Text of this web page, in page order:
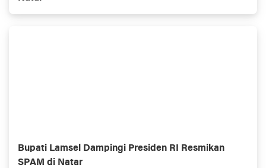
Bupati Lamsel Dampingi Presiden RI Resmikan
SPAM di Natar